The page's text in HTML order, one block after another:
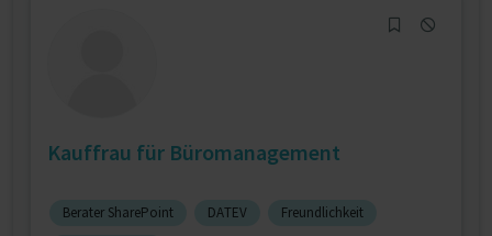
Kauffrau für Büromanagement
Berater SharePoint DATEV
Freundlichkeit